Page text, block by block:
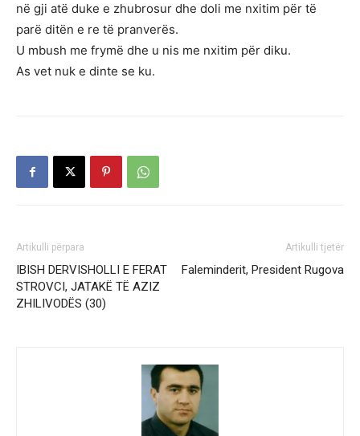
në gji atë duke e zhubrosur dhe doli me nxitim për të
parë ditën e re të pranverës.
U mbush me frymë dhe u nis me nxitim për diku.
As vet nuk e dinte se ku.
Artikulli përpara
IBISH DERVISHOLLI E FERAT
STROVCI, JATAKË TË AZIZ
ZHILIVODËS (30)
Artikulli tjetër
Faleminderit, President Rugova